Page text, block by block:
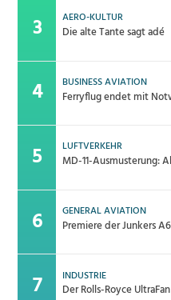
AERO-KULTUR
Die alte Tante sagt adé
BUSINESS AVIATION
Ferryflug endet mit
LUFTVERKEHR
MD-11-Ausmusterung:
GENERAL AVIATION
Premiere der Junkers
INDUSTRIE
Der Rolls-Royce